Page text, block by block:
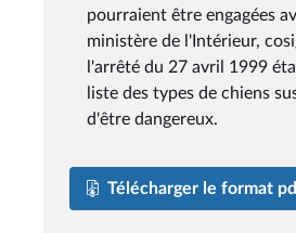
pourraient être engagées
ministère de l'Intérieur,
l'arrêté du 27 avril 1999
liste des types de chiens
d'être dangereux.
Télécharger le format